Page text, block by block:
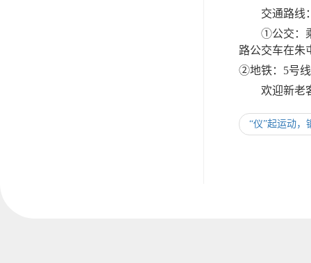
交通路线
①公交：
路公交车在朱
②地铁：5号
欢迎新老
“仪”起运动，